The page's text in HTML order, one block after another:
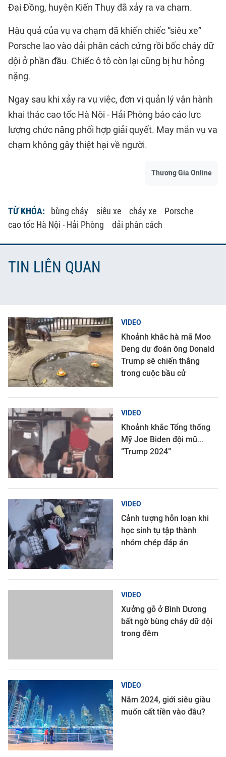
Đại Đồng, huyện Kiến Thụy đã xảy ra va chạm.
Hậu quả của vụ va chạm đã khiến chiếc “siêu xe”
Porsche lao vào dải phân cách cứng rồi bốc cháy dữ
dội ở phần đầu. Chiếc ô tô còn lại cũng bị hư hỏng
nặng.
Ngay sau khi xảy ra vụ việc, đơn vị quản lý vận hành
khai thác cao tốc Hà Nội - Hải Phòng báo cáo lực
lượng chức năng phối hợp giải quyết. May mắn vụ va
chạm không gây thiệt hại về người.
Thương Gia Online
TỪ KHÓA: bùng cháy siêu xe cháy xe
Porsche
cao tốc Hà Nội - Hải Phòng
dải phân cách
TIN LIÊN QUAN
VIDEO
Khoảnh khắc hà mã Moo
Deng dự đoán ông Donald
Trump sẽ chiến thắng
trong cuộc bầu cử
VIDEO
Khoảnh khắc Tổng thống
Mỹ Joe Biden đội mũ...
“Trump 2024”
VIDEO
Cảnh tượng hỗn loạn khi
học sinh tụ tập thành
nhóm chép đáp án
VIDEO
Xưởng gỗ ở Bình Dương
bất ngờ bùng cháy dữ dội
trong đêm
VIDEO
Năm 2024, giới siêu giàu
muốn cất tiền vào đâu?